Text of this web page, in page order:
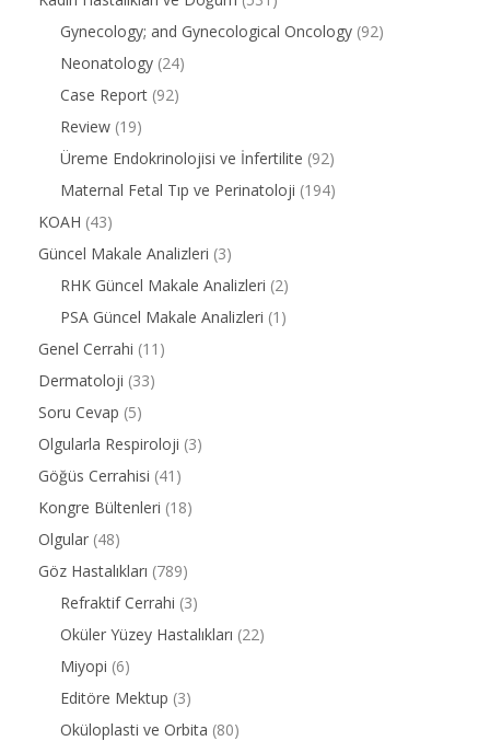
Gynecology; and Gynecological Oncology (92)
Neonatology (24)
Case Report (92)
Review (19)
Üreme Endokrinolojisi ve İnfertilite (92)
Maternal Fetal Tıp ve Perinatoloji (194)
KOAH (43)
Güncel Makale Analizleri (3)
RHK Güncel Makale Analizleri (2)
PSA Güncel Makale Analizleri (1)
Genel Cerrahi (11)
Dermatoloji (33)
Soru Cevap (5)
Olgularla Respiroloji (3)
Göğüs Cerrahisi (41)
Kongre Bültenleri (18)
Olgular (48)
Göz Hastalıkları (789)
Refraktif Cerrahi (3)
Oküler Yüzey Hastalıkları (22)
Miyopi (6)
Editöre Mektup (3)
Oküloplasti ve Orbita (80)